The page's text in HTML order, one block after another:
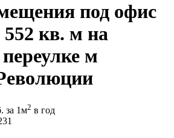
под офис
кв. м на
м
за 1м2 в год